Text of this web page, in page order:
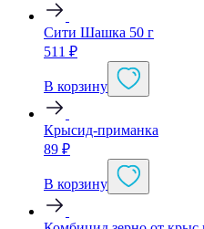
Сити Шашка 50 г
511 ₽
В корзину
Крысид-приманка
89 ₽
В корзину